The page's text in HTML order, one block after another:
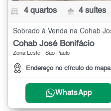
4 quartos 4 suítes
Cohab José Bonifácio
Zona Leste - São Paulo
Endereço no círculo do mapa
WhatsApp